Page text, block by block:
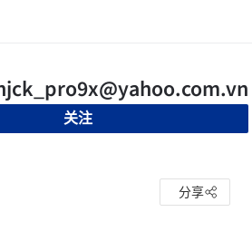
关注
分享